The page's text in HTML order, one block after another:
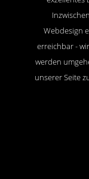
Webdesign
erreichbar -
werden
unserer Seite